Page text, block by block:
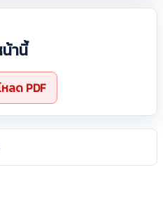
น้านี้
ลด PDF